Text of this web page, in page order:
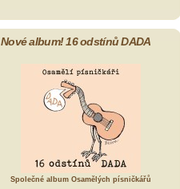
Nové album! 16 odstínů DADA
Společné album Osamělých písničkářů